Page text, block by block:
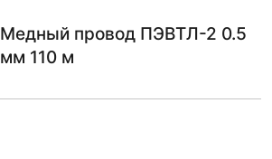
Медный провод ПЭВТЛ-2 0.5
мм 110 м